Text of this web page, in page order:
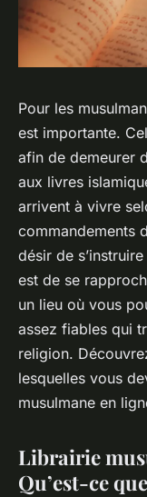
Pour les
est importante.
afin de demeurer
aux livres
arrivent à vivre
commandements
désir de
est de se
un lieu où vous
assez fiables qui
religion.
lesquelles vous
musulmane en
Librairie
Qu’est-ce